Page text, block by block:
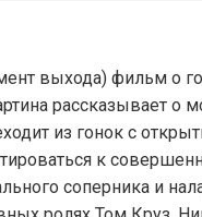
выхода) фильм о
рассказывает о
из гонок с
к
соперника и